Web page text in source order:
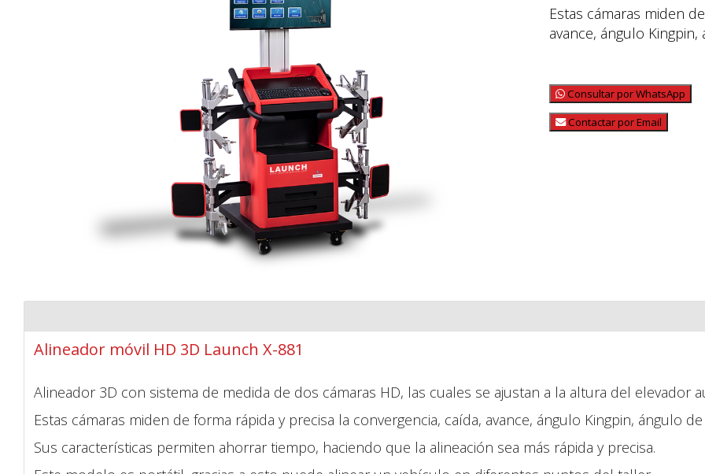
Estas cámaras miden
avance, ángulo
Consultar por WhatsApp
Contactar por Email
Alineador móvil HD 3D Launch X-881
Alineador 3D con sistema de medida de dos cámaras HD, las cuales se ajustan a la altura del elevador
Estas cámaras miden de forma rápida y precisa la convergencia, caída, avance, ángulo Kingpin, ángulo
Sus características permiten ahorrar tiempo, haciendo que la alineación sea más rápida y precisa.